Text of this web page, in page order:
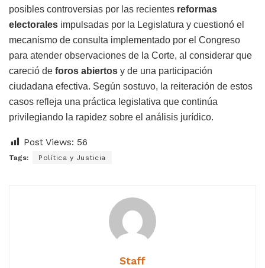
posibles controversias por las recientes reformas
electorales impulsadas por la Legislatura y cuestionó el
mecanismo de consulta implementado por el Congreso
para atender observaciones de la Corte, al considerar que
careció de foros abiertos y de una participación
ciudadana efectiva. Según sostuvo, la reiteración de estos
casos refleja una práctica legislativa que continúa
privilegiando la rapidez sobre el análisis jurídico.
Post Views: 56
Tags: Política y Justicia
Staff